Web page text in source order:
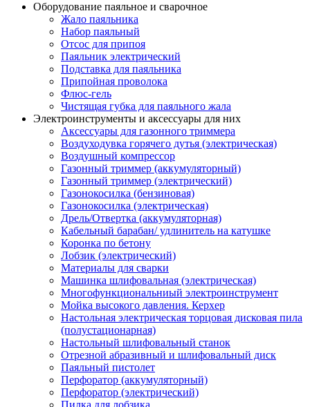
Оборудование паяльное и сварочное
Жало паяльника
Набор паяльный
Отсос для припоя
Паяльник электрический
Подставка для паяльника
Припойная проволока
Флюс-гель
Чистящая губка для паяльного жала
Электроинструменты и аксессуары для них
Аксессуары для газонного триммера
Воздуходувка горячего дутья (электрическая)
Воздушный компрессор
Газонный триммер (аккумуляторный)
Газонный триммер (электрический)
Газонокосилка (бензиновая)
Газонокосилка (электрическая)
Дрель/Отвертка (аккумуляторная)
Кабельный барабан/ удлинитель на катушке
Коронка по бетону
Лобзик (электрический)
Материалы для сварки
Машинка шлифовальная (электрическая)
Многофункциональниый электроинструмент
Мойка высокого давления. Керхер
Настольная электрическая торцовая дисковая пила
(полустационарная)
Настольный шлифовальный станок
Отрезной абразивный и шлифовальный диск
Паяльный пистолет
Перфоратор (аккумуляторный)
Перфоратор (электрический)
Пилка для лобзика